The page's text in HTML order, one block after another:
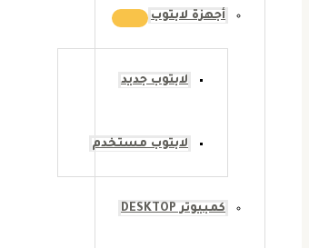
أجهزة لابتوب
لابتوب جديد
لابتوب مستخدم
كمبيوتر DESKTOP